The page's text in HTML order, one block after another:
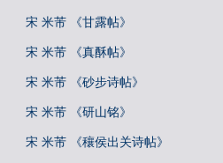
宋 米芾 《甘露帖》
宋 米芾 《真酥帖》
宋 米芾 《砂步诗帖》
宋 米芾 《研山铭》
宋 米芾 《穰侯出关诗帖》